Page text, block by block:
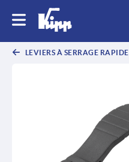
LEVIERS À SERRAGE RAPIDE